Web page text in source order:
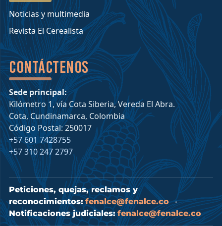
Noticias y multimedia
Revista El Cerealista
Contáctenos
Sede principal:
Kilómetro 1, vía Cota Siberia, Vereda El Abra.
Cota, Cundinamarca, Colombia
Código Postal: 250017
+57 601 7428755
+57 310 247 2797
Peticiones, quejas, reclamos y
reconocimientos: fenalce@fenalce.co•
Notificaciones judiciales: fenalce@fenalce.co